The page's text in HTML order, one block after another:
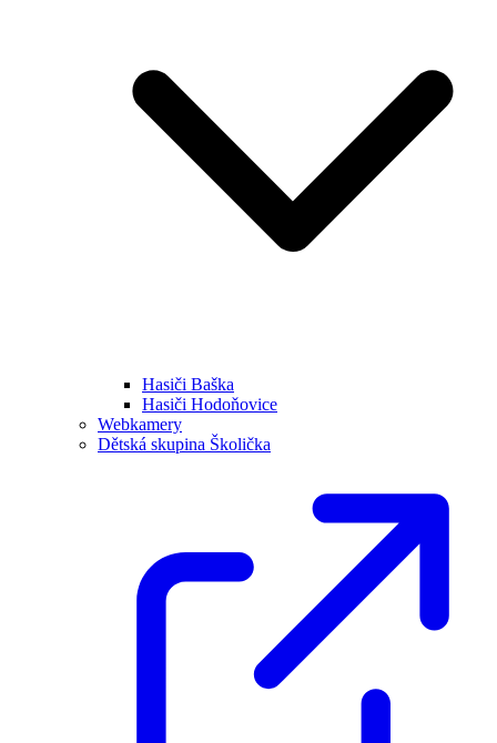
Hasiči Baška
Hasiči Hodoňovice
Webkamery
Dětská skupina Školička